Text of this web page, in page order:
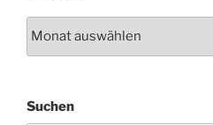
Suchen